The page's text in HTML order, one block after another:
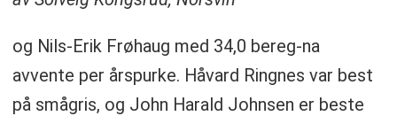
og Nils-Erik Frøhaug med 34,0 bereg-na
avvente per årspurke. Håvard Ringnes var best
på smågris, og John Harald Johnsen er beste